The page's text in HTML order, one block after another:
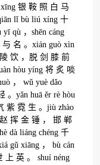
xīng 银 鞍 照 白 马
lǐ bù liú xíng 十
qù ，shēn cáng
名 。xián guò xìn
饮 ，脱 剑 膝 前
hòu yíng 将 炙 啖
， wǔ yuè dǎo
。yǎn huā ěr rè hòu
紫 霓 生 。jiù zhào
挥 金 锤 ， 邯 郸
dà liáng chéng 千
gǔ xiāng ， bù cán
上 英 。 shuí néng